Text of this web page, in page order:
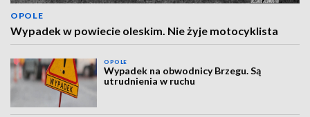
OPOLE
Wypadek w powiecie oleskim. Nie żyje motocyklista
OPOLE
Wypadek na obwodnicy Brzegu. Są
utrudnienia w ruchu